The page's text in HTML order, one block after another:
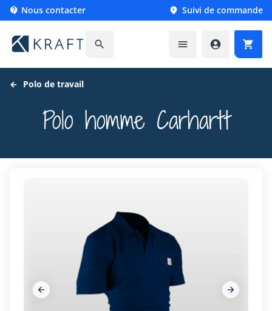
 Nous contacter  Suivi de commande
   
Polo de travail
Polo homme Carhartt
 
 